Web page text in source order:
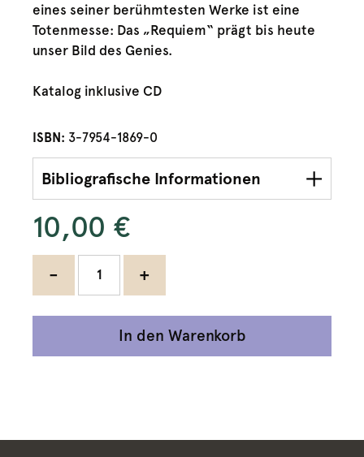
eines seiner berühmtesten Werke ist eine
Totenmesse: Das „Requiem“ prägt bis heute
unser Bild des Genies.
Katalog inklusive CD
ISBN: 3-7954-1869-0
Bibliografische Informationen
10,00 €
- +
In den Warenkorb